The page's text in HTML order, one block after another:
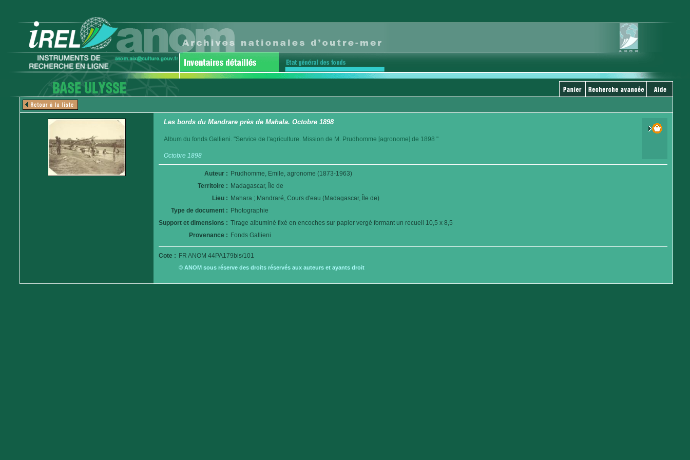
Les bords du Mandrare près de Mahala. Octobre 1898
Album du fonds Gallieni. "Service de l'agriculture. Mission de M. Prudhomme [agronome] de 1898 "
Octobre 1898
Auteur : Prudhomme, Emile, agronome (1873-1963)
Territoire : Madagascar, Île de
Lieu : Mahara ; Mandraré, Cours d'eau (Madagascar, Île de)
Type de document : Photographie
Support et dimensions : Tirage albuminé fixé en encoches sur papier vergé formant un recueil 10,5 x 8,5
Provenance : Fonds Gallieni
Cote : FR ANOM 44PA179bis/101
© ANOM sous réserve des droits réservés aux auteurs et ayants droit